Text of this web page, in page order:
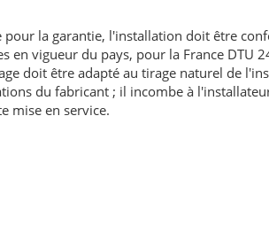
pour la garantie, l'installation doit être
en vigueur du pays, pour la France DTU
doit être adapté au tirage naturel de
du fabricant ; il incombe à
mise en service.